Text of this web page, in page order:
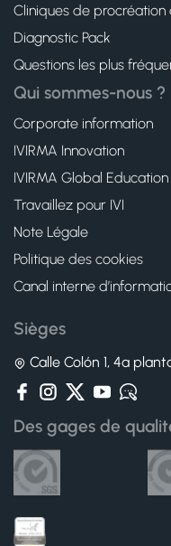
Cliniques de procréation
Diagnostic Pack
Questions les plus
Qui sommes-nous ?
Corporate information
IVIRMA Innovation
IVIRMA Global Education
Travaillez pour IVI
Note Légale
Politique des cookies
Canal interne
Sièges
Calle Colón 1, 4ª
Des gages de